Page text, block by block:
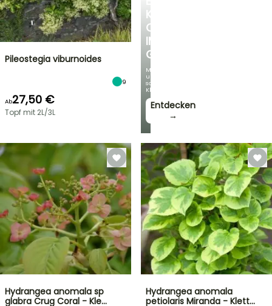
KÜHLE
OASE
IM
GARTEN
Mit
unseren
schönsten
Kletterpflanzen!
Entdecken
→
Pileostegia viburnoides
9
Ab27,50 €
Topf mit 2L/3L
Hydrangea anomala sp
glabra Crug Coral - Kle…
Hydrangea anomala
petiolaris Miranda - Klett…